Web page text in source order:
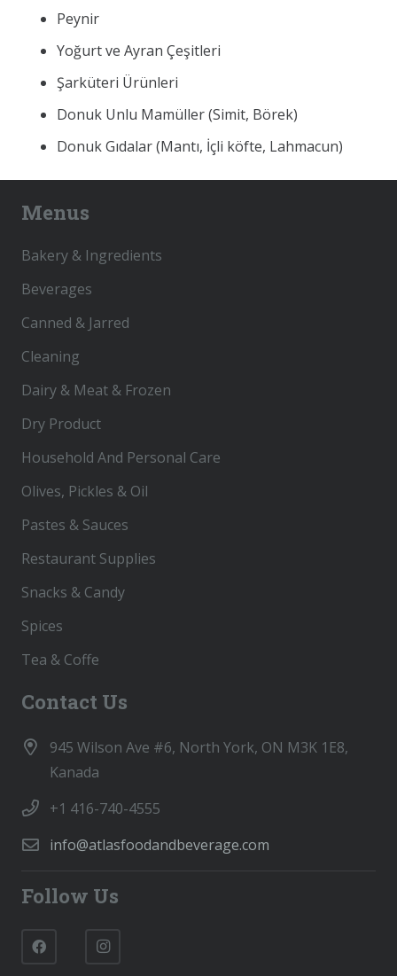
Peynir
Yoğurt ve Ayran Çeşitleri
Şarküteri Ürünleri
Donuk Unlu Mamüller (Simit, Börek)
Donuk Gıdalar (Mantı, İçli köfte, Lahmacun)
Menus
Bakery & Ingredients
Beverages
Canned & Jarred
Cleaning
Dairy & Meat & Frozen
Dry Product
Household And Personal Care
Olives, Pickles & Oil
Pastes & Sauces
Restaurant Supplies
Snacks & Candy
Spices
Tea & Coffe
Contact Us
945 Wilson Ave #6, North York, ON M3K 1E8,
Kanada
+1 416-740-4555
info@atlasfoodandbeverage.com
Follow Us